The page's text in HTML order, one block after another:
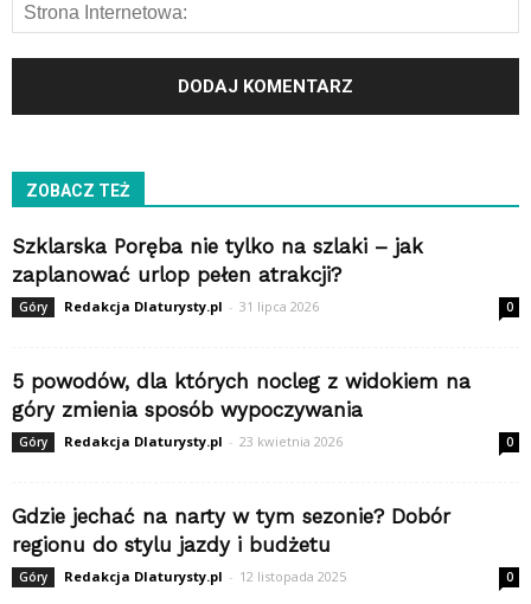
ZOBACZ TEŻ
Szklarska Poręba nie tylko na szlaki – jak
zaplanować urlop pełen atrakcji?
Góry Redakcja Dlaturysty.pl - 31 lipca 2026 0
5 powodów, dla których nocleg z widokiem na
góry zmienia sposób wypoczywania
Góry Redakcja Dlaturysty.pl - 23 kwietnia 2026 0
Gdzie jechać na narty w tym sezonie? Dobór
regionu do stylu jazdy i budżetu
Góry Redakcja Dlaturysty.pl - 12 listopada 2025 0